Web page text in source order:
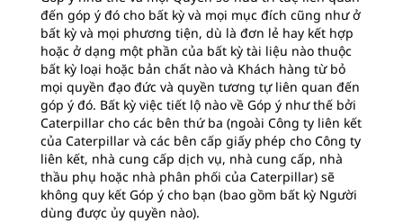
đến góp ý đó cho bất kỳ và mọi mục đích cũng như ở
bất kỳ và mọi phương tiện, dù là đơn lẻ hay kết hợp
hoặc ở dạng một phần của bất kỳ tài liệu nào thuộc
bất kỳ loại hoặc bản chất nào và Khách hàng từ bỏ
mọi quyền đạo đức và quyền tương tự liên quan đến
góp ý đó. Bất kỳ việc tiết lộ nào về Góp ý như thế bởi
Caterpillar cho các bên thứ ba (ngoài Công ty liên kết
của Caterpillar và các bên cấp giấy phép cho Công ty
liên kết, nhà cung cấp dịch vụ, nhà cung cấp, nhà
thầu phụ hoặc nhà phân phối của Caterpillar) sẽ
không quy kết Góp ý cho bạn (bao gồm bất kỳ Người
dùng được ủy quyền nào).